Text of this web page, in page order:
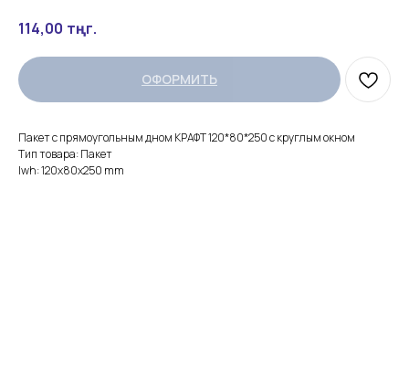
114,00 тңг.
ОФОРМИТЬ
Пакет с прямоугольным дном КРАФТ 120*80*250 с круглым окном
Тип товара: Пакет
lwh: 120x80x250 mm